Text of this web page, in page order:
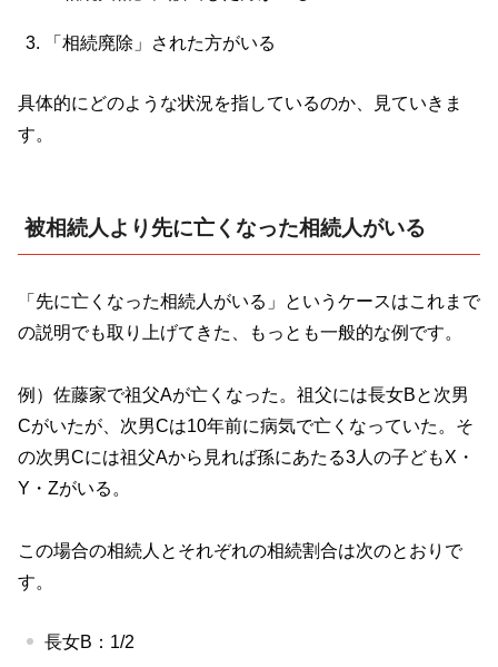
「相続廃除」された方がいる
具体的にどのような状況を指しているのか、見ていきま
す。
被相続人より先に亡くなった相続人がいる
「先に亡くなった相続人がいる」というケースはこれまで
の説明でも取り上げてきた、もっとも一般的な例です。
例）佐藤家で祖父Aが亡くなった。祖父には長女Bと次男
Cがいたが、次男Cは10年前に病気で亡くなっていた。そ
の次男Cには祖父Aから見れば孫にあたる3人の子どもX ・
Y ・ Zがいる。
この場合の相続人とそれぞれの相続割合は次のとおりで
す。
長女B ： 1/2